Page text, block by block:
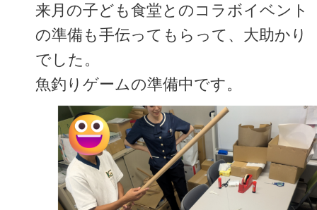
来月の子ども食堂とのコラボイベント
の準備も手伝ってもらって、大助かり
でした。
魚釣りゲームの準備中です。